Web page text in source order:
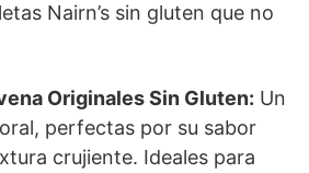
Nairn’s sin gluten que no
Originales Sin Gluten: Un
perfectas por su sabor
crujiente. Ideales para